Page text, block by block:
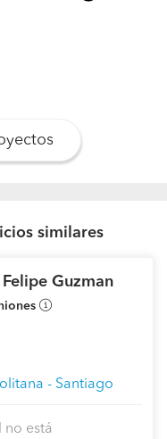
similares
Guzman
- Santiago
no está